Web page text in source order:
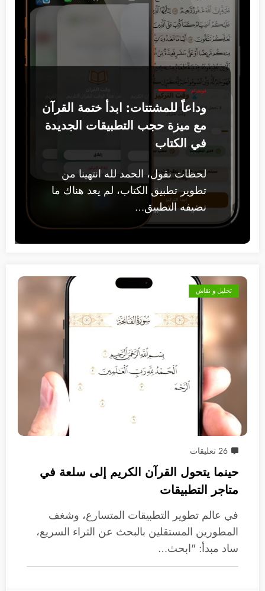
فونجرام
وداعاً للمشتتات: ابدأ ختمة القرآن
مع ميزة حجب التطبيقات الجديدة
في الكتاب
لحظات نقول، الحمد لله انتهينا من
تطوير تطبيق الكتاب، لم يعد هناك ما
نضيفه التطبيق…
تحليل و نقاش
26 تعليقات
حينما يتحول القرآن الكريم إلى سلعة في
متاجر التطبيقات
في عالم تطوير التطبيقات المتسارع، وشغف
المطورين المستقلين بالبحث عن الثراء السريع،
ساد مبدأ: "ابحث…